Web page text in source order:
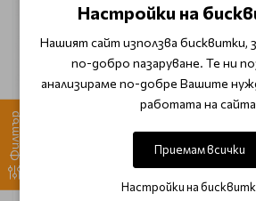
Филтър
Гланц за устни Claresa
Гланц
Настройки на
Нашият сайт използва бисквитки,
по-добро пазаруване. Те ни
анализираме по-добре Вашите
работата на
Приемам всички
Настройки на